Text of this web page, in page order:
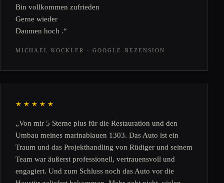
Bin vollkommen zufrieden
Gerne wieder
Daumen hoch .“
MICHAEL KOCKLER · GOOGLE-REZENSION
★★★★★
„Von mir 5 Sterne plus für die Restauration und den
Umbau meines marinablauen 1303. Das Auto ist ein
Traum und das Projekthandling von Rüdiger und seinem
Team war äußerst professionell, vertrauensvoll und
engagiert. Und zum Schluss noch das Auto vor die